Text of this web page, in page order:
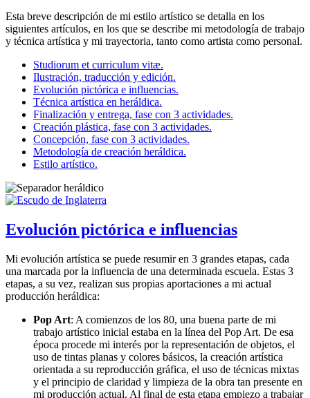
Esta breve descripción de mi estilo artístico se detalla en los
siguientes artículos, en los que se describe mi metodología de trabajo
y técnica artística y mi trayectoria, tanto como artista como personal.
Studiorum et curriculum vitæ.
Ilustración, traducción y edición.
Evolución pictórica e influencias.
Técnica artística en heráldica.
Finalización y entrega, fase con 3 actividades.
Creación plástica, fase con 3 actividades.
Concepción, fase con 3 actividades.
Metodología de creación heráldica.
Estilo artístico.
Evolución pictórica e influencias
Mi evolución artística se puede resumir en 3 grandes etapas, cada
una marcada por la influencia de una determinada escuela. Estas 3
etapas, a su vez, realizan sus propias aportaciones a mi actual
producción heráldica:
Pop Art: A comienzos de los 80, una buena parte de mi
trabajo artístico inicial estaba en la línea del Pop Art. De esa
época procede mi interés por la representación de objetos, el
uso de tintas planas y colores básicos, la creación artística
orientada a su reproducción gráfica, el uso de técnicas mixtas
y el principio de claridad y limpieza de la obra tan presente en
mi producción actual. Al final de esta etapa empiezo a trabajar